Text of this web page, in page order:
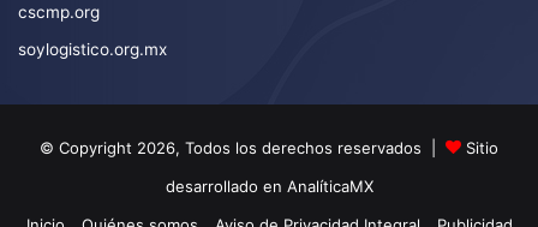
cscmp.org
soylogistico.org.mx
© Copyright 2026, Todos los derechos reservados |
Sitio
desarrollado en AnalíticaMX